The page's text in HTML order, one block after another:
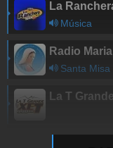
La
Música
Radio Maria
Santa Misa
La T Grande